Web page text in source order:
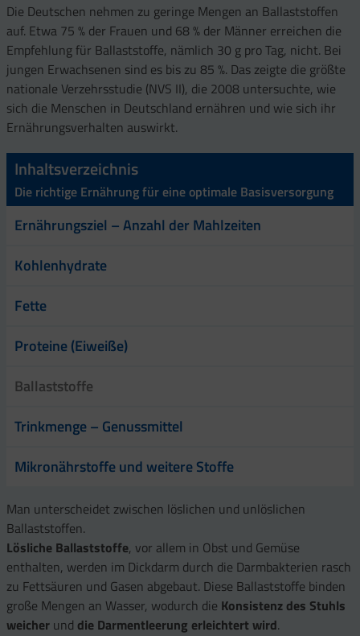
Die Deutschen nehmen zu geringe Mengen an Ballaststoffen
auf. Etwa 75 % der Frauen und 68 % der Männer erreichen die
Empfehlung für Ballaststoffe, nämlich 30 g pro Tag, nicht. Bei
jungen Erwachsenen sind es bis zu 85 %. Das zeigte die größte
nationale Verzehrsstudie (NVS II), die 2008 untersuchte, wie
sich die Menschen in Deutschland ernähren und wie sich ihr
Ernährungsverhalten auswirkt.
Inhaltsverzeichnis
Die richtige Ernährung für eine optimale Basisversorgung
Ernährungsziel – Anzahl der Mahlzeiten
Kohlenhydrate
Fette
Proteine (Eiweiße)
Ballaststoffe
Trinkmenge – Genussmittel
Mikronährstoffe und weitere Stoffe
Man unterscheidet zwischen löslichen und unlöslichen
Ballaststoffen.
Lösliche Ballaststoffe, vor allem in Obst und Gemüse
enthalten, werden im Dickdarm durch die Darmbakterien rasch
zu Fettsäuren und Gasen abgebaut. Diese Ballaststoffe binden
große Mengen an Wasser, wodurch die Konsistenz des Stuhls
weicher und die Darmentleerung erleichtert wird.